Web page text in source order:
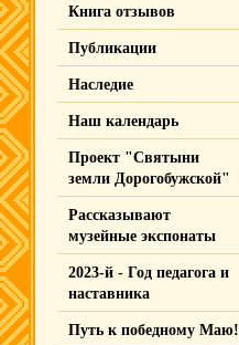
Книга отзывов
Публикации
Наследие
Наш календарь
Проект "Святыни
земли Дорогобужской"
Рассказывают
музейные экспонаты
2023-й - Год педагога и
наставника
Путь к победному Маю!